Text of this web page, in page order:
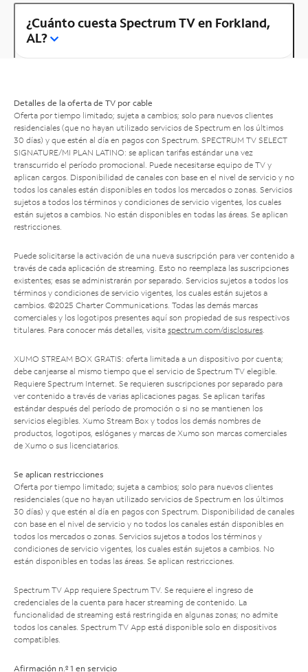
¿Cuánto cuesta Spectrum TV en Forkland,
AL?
Detalles de la oferta de TV por cable
Oferta por tiempo limitado; sujeta a cambios; solo para nuevos clientes
residenciales (que no hayan utilizado servicios de Spectrum en los últimos
30 días) y que estén al día en pagos con Spectrum. SPECTRUM TV SELECT
SIGNATURE/MI PLAN LATINO: se aplican tarifas estándar una vez
transcurrido el período promocional. Puede necesitarse equipo de TV y
aplican cargos. Disponibilidad de canales con base en el nivel de servicio y no
todos los canales están disponibles en todos los mercados o zonas. Servicios
sujetos a todos los términos y condiciones de servicio vigentes, los cuales
están sujetos a cambios. No están disponibles en todas las áreas. Se aplican
restricciones.
Puede solicitarse la activación de una nueva suscripción para ver contenido a
través de cada aplicación de streaming. Esto no reemplaza las suscripciones
existentes; esas se administrarán por separado. Servicios sujetos a todos los
términos y condiciones de servicio vigentes, los cuales están sujetos a
cambios. ©2025 Charter Communications. Todas las demás marcas
comerciales y los logotipos presentes aquí son propiedad de sus respectivos
titulares. Para conocer más detalles, visita spectrum.com/disclosures
XUMO STREAM BOX GRATIS: oferta limitada a un dispositivo por cuenta;
debe canjearse al mismo tiempo que el servicio de Spectrum TV elegible.
Requiere Spectrum Internet. Se requieren suscripciones por separado para
ver contenido a través de varias aplicaciones pagas. Se aplican tarifas
estándar después del período de promoción o si no se mantienen los
servicios elegibles. Xumo Stream Box y todos los demás nombres de
productos, logotipos, eslóganes y marcas de Xumo son marcas comerciales
de Xumo o sus licenciatarios.
Se aplican restricciones
Oferta por tiempo limitado; sujeta a cambios; solo para nuevos clientes
residenciales (que no hayan utilizado servicios de Spectrum en los últimos
30 días) y que estén al día en pagos con Spectrum. Disponibilidad de canales
con base en el nivel de servicio y no todos los canales están disponibles en
todos los mercados o zonas. Servicios sujetos a todos los términos y
condiciones de servicio vigentes, los cuales están sujetos a cambios. No
están disponibles en todas las áreas. Se aplican restricciones.
Spectrum TV App requiere Spectrum TV. Se requiere el ingreso de
credenciales de la cuenta para hacer streaming de contenido. La
funcionalidad de streaming está restringida en algunas zonas; no admite
todos los canales. Spectrum TV App está disponible solo en dispositivos
compatibles.
Afirmación n.º 1 en servicio